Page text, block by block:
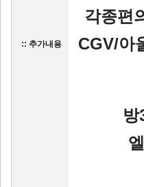
:: 추가내용
각종편
CGV/아
방